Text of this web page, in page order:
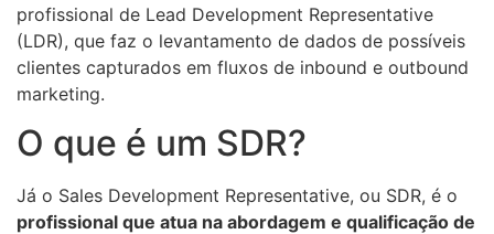
profissional de Lead Development Representative
(LDR), que faz o levantamento de dados de possíveis
clientes capturados em fluxos de inbound e outbound
marketing.
O que é um SDR?
Já o Sales Development Representative, ou SDR, é o
profissional que atua na abordagem e qualificação de